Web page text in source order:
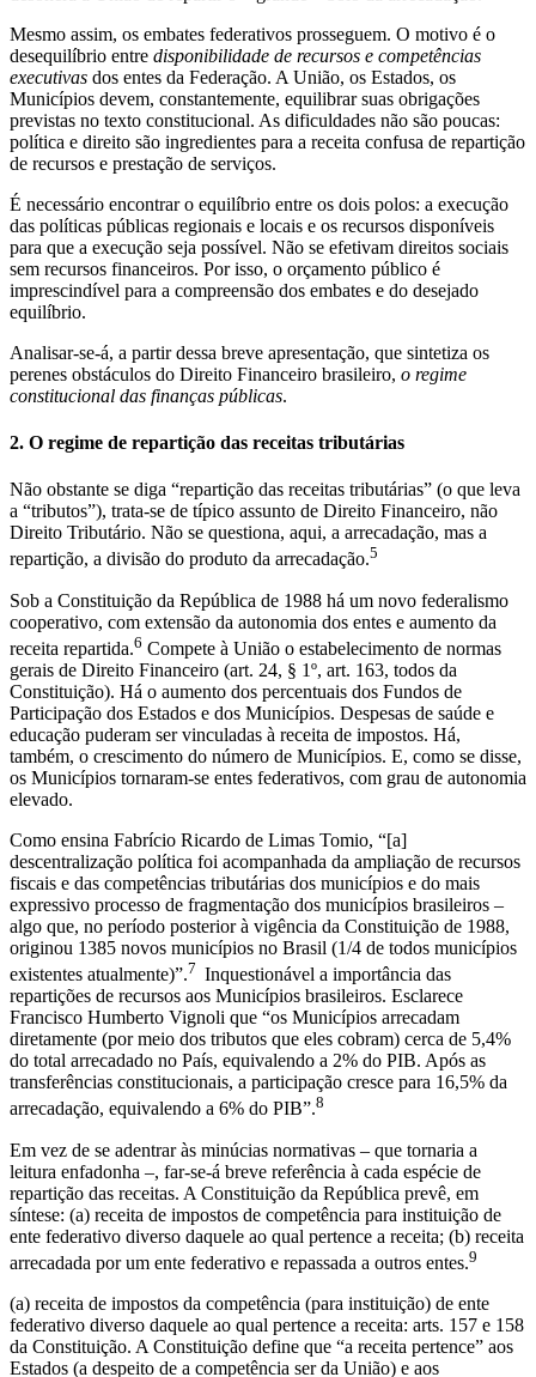
Mesmo assim, os embates federativos prosseguem. O motivo é o
desequilíbrio entre disponibilidade de recursos e competências
executivas dos entes da Federação. A União, os Estados, os
Municípios devem, constantemente, equilibrar suas obrigações
previstas no texto constitucional. As dificuldades não são poucas:
política e direito são ingredientes para a receita confusa de repartição
de recursos e prestação de serviços.
É necessário encontrar o equilíbrio entre os dois polos: a execução
das políticas públicas regionais e locais e os recursos disponíveis
para que a execução seja possível. Não se efetivam direitos sociais
sem recursos financeiros. Por isso, o orçamento público é
imprescindível para a compreensão dos embates e do desejado
equilíbrio.
Analisar-se-á, a partir dessa breve apresentação, que sintetiza os
perenes obstáculos do Direito Financeiro brasileiro, o regime
constitucional das finanças públicas.
2. O regime de repartição das receitas tributárias
Não obstante se diga “repartição das receitas tributárias” (o que leva
a “tributos”), trata-se de típico assunto de Direito Financeiro, não
Direito Tributário. Não se questiona, aqui, a arrecadação, mas a
repartição, a divisão do produto da arrecadação.5
Sob a Constituição da República de 1988 há um novo federalismo
cooperativo, com extensão da autonomia dos entes e aumento da
receita repartida.6 Compete à União o estabelecimento de normas
gerais de Direito Financeiro (art. 24, § 1º, art. 163, todos da
Constituição). Há o aumento dos percentuais dos Fundos de
Participação dos Estados e dos Municípios. Despesas de saúde e
educação puderam ser vinculadas à receita de impostos. Há,
também, o crescimento do número de Municípios. E, como se disse,
os Municípios tornaram-se entes federativos, com grau de autonomia
elevado.
Como ensina Fabrício Ricardo de Limas Tomio, “[a]
descentralização política foi acompanhada da ampliação de recursos
fiscais e das competências tributárias dos municípios e do mais
expressivo processo de fragmentação dos municípios brasileiros –
algo que, no período posterior à vigência da Constituição de 1988,
originou 1385 novos municípios no Brasil (1/4 de todos municípios
existentes atualmente)”.7 Inquestionável a importância das
repartições de recursos aos Municípios brasileiros. Esclarece
Francisco Humberto Vignoli que “os Municípios arrecadam
diretamente (por meio dos tributos que eles cobram) cerca de 5,4%
do total arrecadado no País, equivalendo a 2% do PIB. Após as
transferências constitucionais, a participação cresce para 16,5% da
arrecadação, equivalendo a 6% do PIB”.8
Em vez de se adentrar às minúcias normativas – que tornaria a
leitura enfadonha –, far-se-á breve referência à cada espécie de
repartição das receitas. A Constituição da República prevê, em
síntese: (a) receita de impostos de competência para instituição de
ente federativo diverso daquele ao qual pertence a receita; (b) receita
arrecadada por um ente federativo e repassada a outros entes.9
(a) receita de impostos da competência (para instituição) de ente
federativo diverso daquele ao qual pertence a receita: arts. 157 e 158
da Constituição. A Constituição define que “a receita pertence” aos
Estados (a despeito de a competência ser da União) e aos